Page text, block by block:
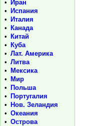
•
Иран
•
Испания
•
Италия
•
Канада
•
Китай
•
Куба
• Лат. Америка
• Литва
•
Мексика
•
Мир
•
Польша
•
Португалия
•
Нов. Зеландия
• Океания
• Острова